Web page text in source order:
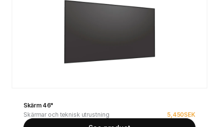
Skärm 46"
Skärmar och teknisk utrustning
5,450SEK